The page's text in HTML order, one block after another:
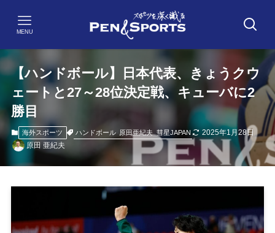
MENU
【ハンドボール】日本代表、きょうクウ
ェートと27～28位決定戦、キューバに2
勝目
海外スポーツ ハンドボール 原田亜紀夫 彗星JAPAN
2025年1月28日
原田 亜紀夫